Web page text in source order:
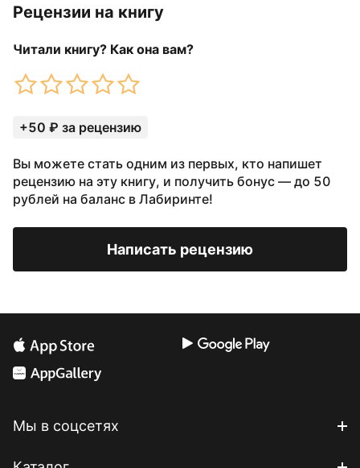
Рецензии на книгу
Читали книгу? Как она вам?
+50 ₽ за рецензию
Вы можете стать одним из первых, кто напишет
рецензию на эту книгу, и получить бонус — до 50
рублей на баланс в Лабиринте!
Написать рецензию
Мы в соцсетях